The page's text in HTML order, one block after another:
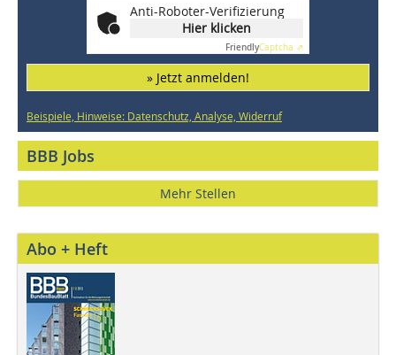
Anti-Roboter-Verifizierung
Hier klicken
FriendlyCaptcha ⇗
» Jetzt anmelden!
Beispiele, Hinweise: Datenschutz, Analyse, Widerruf
BBB Jobs
Mehr Stellen
Abo + Heft